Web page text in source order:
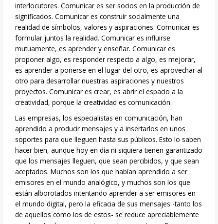
interlocutores. Comunicar es ser socios en la producción de
significados. Comunicar es construir socialmente una
realidad de símbolos, valores y aspiraciones. Comunicar es
formular juntos la realidad. Comunicar es influirse
mutuamente, es aprender y enseñar. Comunicar es
proponer algo, es responder respecto a algo, es mejorar,
es aprender a ponerse en el lugar del otro, es aprovechar al
otro para desarrollar nuestras aspiraciones y nuestros
proyectos. Comunicar es crear, es abrir el espacio a la
creatividad, porque la creatividad es comunicación.
Las empresas, los especialistas en comunicación, han
aprendido a producir mensajes y a insertarlos en unos
soportes para que lleguen hasta sus públicos. Esto lo saben
hacer bien, aunque hoy en día ni siquiera tienen garantizado
que los mensajes lleguen, que sean percibidos, y que sean
aceptados. Muchos son los que habían aprendido a ser
emisores en el mundo analógico, y muchos son los que
están alborotados intentando aprender a ser emisores en
el mundo digital, pero la eficacia de sus mensajes -tanto los
de aquellos como los de estos- se reduce apreciablemente